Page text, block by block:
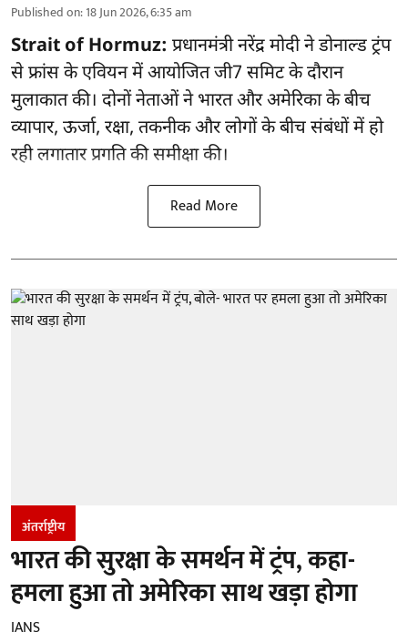
Published on:18 Jun 2026, 6:35 am
Strait of Hormuz: प्रधानमंत्री नरेंद्र मोदी ने डोनाल्‍ड ट्रंप
से फ्रांस के एवियन में आयोजित जी7 सम‍िट के दौरान
मुलाकात की। दोनों नेताओं ने भारत और अमेरिका के बीच
व्यापार, ऊर्जा, रक्षा, तकनीक और लोगों के बीच संबंधों में हो
रही लगातार प्रगति की समीक्षा की।
Read More
अंतर्राष्ट्रीय
भारत की सुरक्षा के समर्थन में ट्रंप, कहा-
हमला हुआ तो अमेरिका साथ खड़ा होगा
IANS